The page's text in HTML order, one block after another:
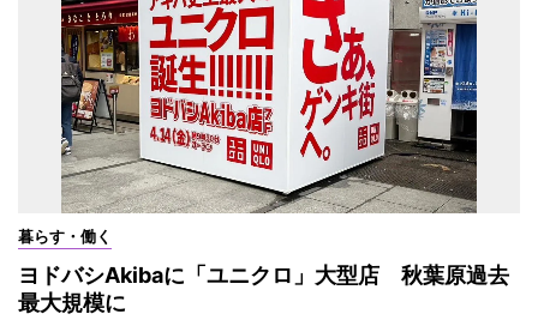
暮らす・働く
ヨドバシAkibaに「ユニクロ」大型店 秋葉原過去
最大規模に